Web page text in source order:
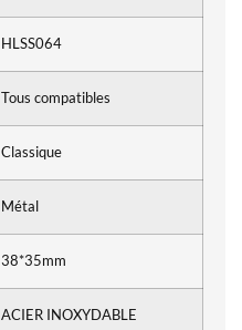
HLSS064
Tous compatibles
Classique
Métal
38*35mm
ACIER INOXYDABLE